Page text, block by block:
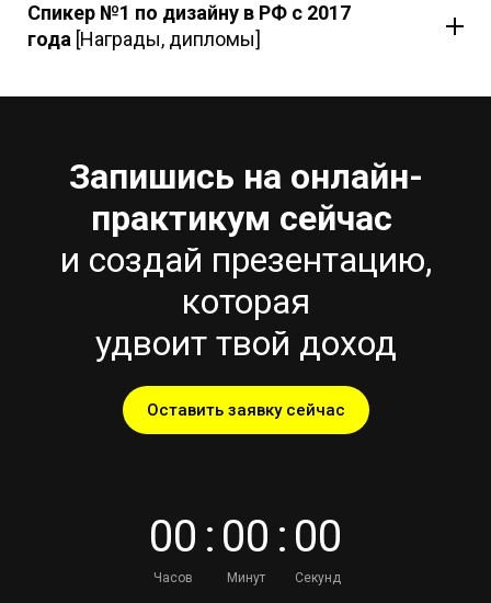
Спикер №1 по дизайну в РФ с 2017
года [Награды, дипломы]
Запишись на онлайн-
практикум сейчас
и создай презентацию,
которая
удвоит твой доход
Оставить заявку сейчас
00
Часов
: 00
Минут
: 00
Секунд